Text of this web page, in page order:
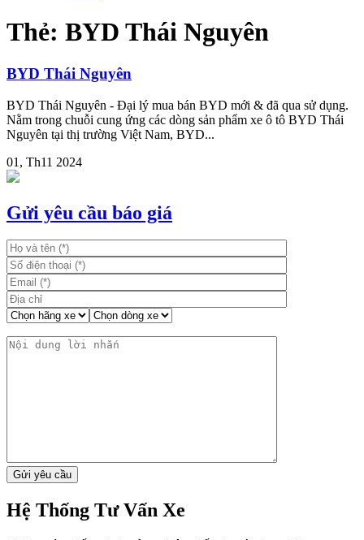
Thẻ: BYD Thái Nguyên
BYD Thái Nguyên
BYD Thái Nguyên - Đại lý mua bán BYD mới & đã qua sử dụng.
Nằm trong chuỗi cung ứng các dòng sản phẩm xe ô tô BYD Thái
Nguyên tại thị trường Việt Nam, BYD...
01, Th11 2024
Gửi yêu cầu báo giá
Hệ Thống Tư Vấn Xe